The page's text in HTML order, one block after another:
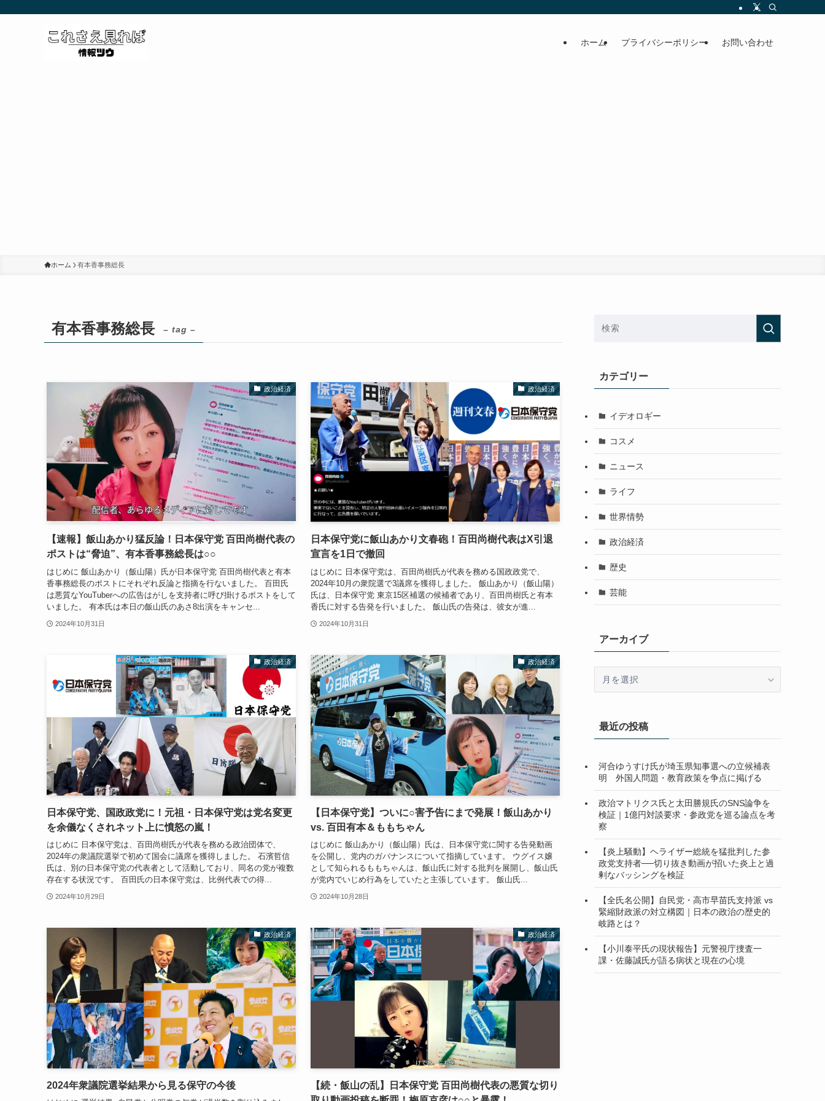
ホーム プライバシーポリシー お問い合わせ
ホーム 有本香事務総長
有本香事務総長 – tag –
政治経済
【速報】飯山あかり猛反論！日本保守党 百田尚樹代表の
ポストは“脅迫”、有本香事務総長は○○
はじめに 飯山あかり（飯山陽）氏が日本保守党 百田尚樹代表と有本
香事務総長のポストにそれぞれ反論と指摘を行ないました。 百田氏
は悪質なYouTuberへの広告はがしを支持者に呼び掛けるポストをして
いました。 有本氏は本日の飯山氏のあさ8出演をキャンセ...
2024年10月31日
政治経済
日本保守党に飯山あかり文春砲！百田尚樹代表はX引退
宣言を1日で撤回
はじめに 日本保守党は、百田尚樹氏が代表を務める国政政党で、
2024年10月の衆院選で3議席を獲得しました。 飯山あかり（飯山陽）
氏は、日本保守党 東京15区補選の候補者であり、百田尚樹氏と有本
香氏に対する告発を行いました。 飯山氏の告発は、彼女が進...
2024年10月31日
政治経済
日本保守党、国政政党に！元祖・日本保守党は党名変更
を余儀なくされネット上に憤怒の嵐！
はじめに 日本保守党は、百田尚樹氏が代表を務める政治団体で、
2024年の衆議院選挙で初めて国会に議席を獲得しました。 石濱哲信
氏は、別の日本保守党の代表者として活動しており、同名の党が複数
存在する状況です。 百田氏の日本保守党は、比例代表での得...
2024年10月29日
政治経済
【日本保守党】ついに○害予告にまで発展！飯山あかり
vs. 百田有本＆ももちゃん
はじめに 飯山あかり（飯山陽）氏は、日本保守党に関する告発動画
を公開し、党内のガバナンスについて指摘しています。 ウグイス嬢
として知られるももちゃんは、飯山氏に対する批判を展開し、飯山氏
が党内でいじめ行為をしていたと主張しています。 飯山氏...
2024年10月28日
政治経済
2024年衆議院選挙結果から見る保守の今後
政治経済
【続・飯山の乱】日本保守党 百田尚樹代表の悪質な切り
カテゴリー
イデオロギー
コスメ
ニュース
ライフ
世界情勢
政治経済
歴史
芸能
アーカイブ
ブ最近の投稿
河合ゆうすけ氏が埼玉県知事選への立候補表
明 外国人問題・教育政策を争点に掲げる
政治マトリクス氏と太田勝規氏のSNS論争を
検証｜1億円対談要求・参政党を巡る論点を考
察
【炎上騒動】ヘライザー総統を猛批判した参
政党支持者──切り抜き動画が招いた炎上と過
剰なバッシングを検証
【全氏名公開】自民党・高市早苗氏支持派 vs
緊縮財政派の対立構図｜日本の政治の歴史的
岐路とは？
【小川泰平氏の現状報告】元警視庁捜査一
課・佐藤誠氏が語る病状と現在の心境